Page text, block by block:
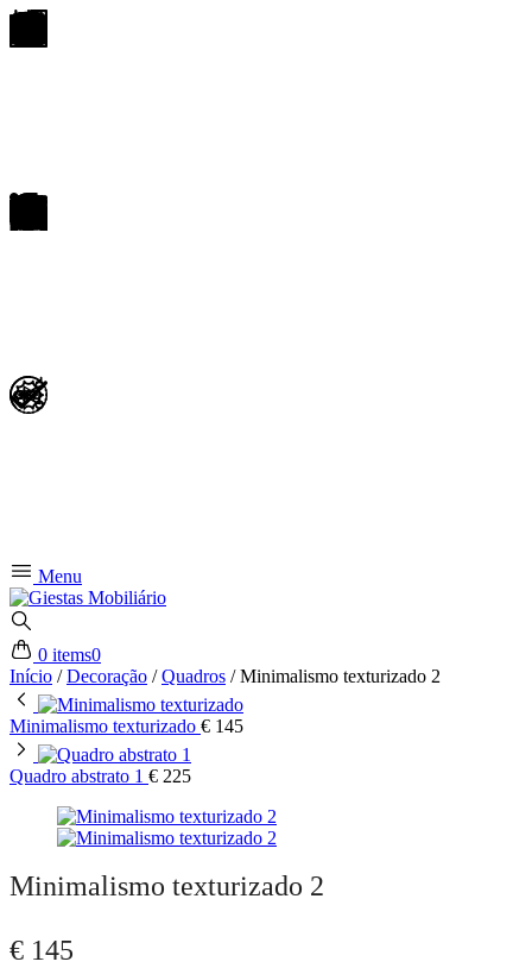
Menu
0 items0
Início /Decoração /Quadros /Minimalismo texturizado 2
Minimalismo texturizado € 145
Quadro abstrato 1 € 225
Minimalismo texturizado 2
€ 145